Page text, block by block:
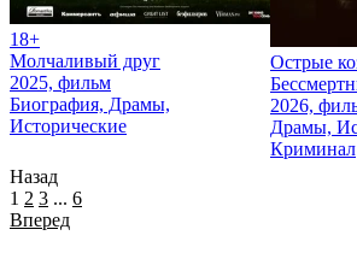
18+
Молчаливый друг
2025, фильм
Биография, Драмы,
Исторические
Острые
2026,
Драмы,
Криминал
Назад
1 2 3 ... 6
Вперед